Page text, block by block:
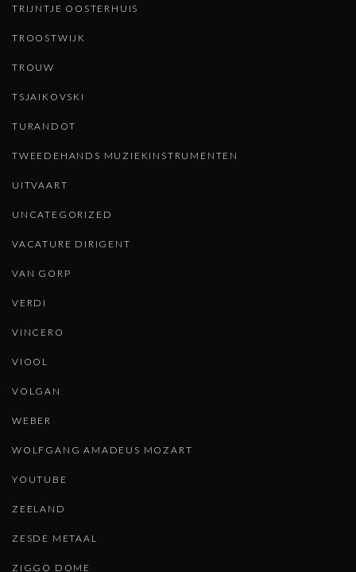
TRIJNTJE OOSTERHUIS
TROOSTWIJK
TROUW
TSJAIKOVSKI
TURANDOT
TWEEDEHANDS MUZIEKINSTRUMENTEN
UITVAART
UNCATEGORIZED
VACATURE DIRIGENT
VAN GORP
VERDI
VINCERO
VIOOL
VOLGAN
WEBER
WOLFGANG AMADEUS MOZART
YOUTUBE
ZEELAND
ZESDE METAAL
ZIGGO DOME